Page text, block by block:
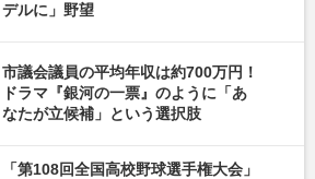
デルに」野望
市議会議員の平均年収は約700万円！
ドラマ『銀河の一票』のように「あ
なたが立候補」という選択肢
「第108回全国高校野球選手権大会」